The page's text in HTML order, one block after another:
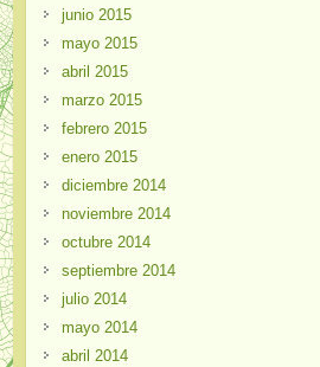
junio 2015
mayo 2015
abril 2015
marzo 2015
febrero 2015
enero 2015
diciembre 2014
noviembre 2014
octubre 2014
septiembre 2014
julio 2014
mayo 2014
abril 2014